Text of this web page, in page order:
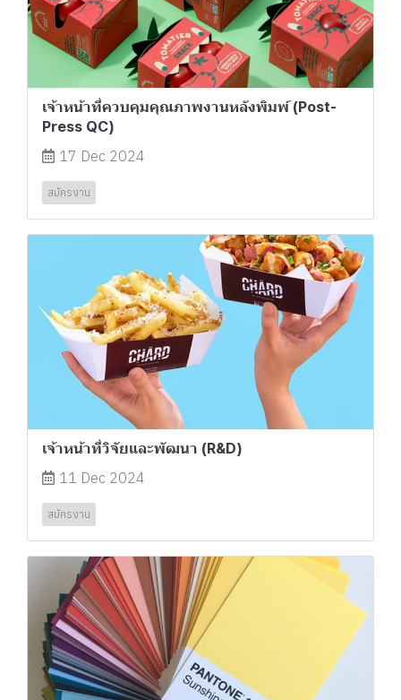
เจ้าหน้าที่ควบคุมคุณภาพงานหลังพิมพ์ (Post-
Press QC)
17 Dec 2024
สมัครงาน
เจ้าหน้าที่วิจัยและพัฒนา (R&D)
11 Dec 2024
สมัครงาน